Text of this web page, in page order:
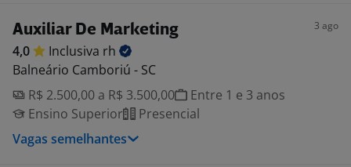
Auxiliar De Marketing 3 ago
4,0 Inclusiva rh
Balneário Camboriú - SC
R$ 2.500,00 a R$ 3.500,00
Entre 1 e 3 anos
Ensino Superior
Presencial
Vagas semelhantes